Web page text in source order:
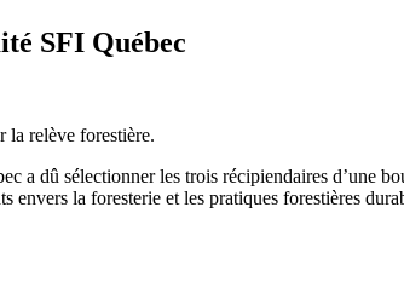
SFI Québec
la relève forestière.
a dû sélectionner les trois récipiendaires d’une
envers la foresterie et les pratiques forestières